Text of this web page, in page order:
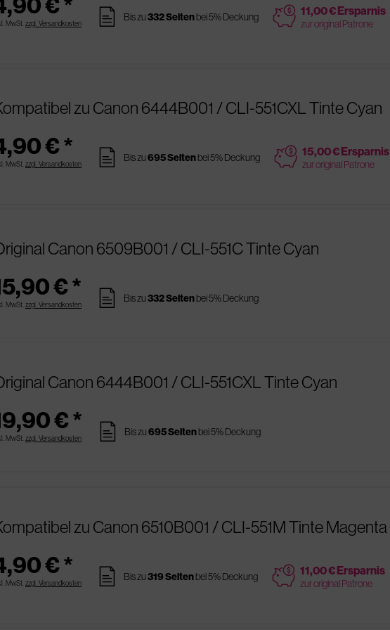
MwSt. zzgl. Versandkosten pages Bis zu332 Seitenbei 5% Deckung price 11,00 € Ersparnis
zur original Patrone
zu Canon 6444B001 / CLI-551CXL Tinte Cyan
€ *
MwSt. zzgl. Versandkosten pages Bis zu695 Seitenbei 5% Deckung price 15,00 € Ersparnis
zur original Patrone
Canon 6509B001 / CLI-551C Tinte Cyan
€ *
MwSt. zzgl. Versandkosten pages Bis zu332 Seitenbei 5% Deckung
Canon 6444B001 / CLI-551CXL Tinte Cyan
€ *
MwSt. zzgl. Versandkosten pages Bis zu695 Seitenbei 5% Deckung
zu Canon 6510B001 / CLI-551M Tinte Magenta
€ *
MwSt. zzgl. Versandkosten pages Bis zu319 Seitenbei 5% Deckung price 11,00 € Ersparnis
zur original Patrone